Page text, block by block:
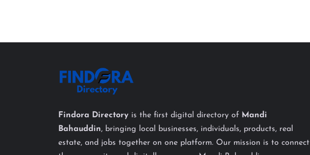
Findora Directory is the first digital directory of Mandi
Bahauddin, bringing local businesses, individuals, products, real
estate, and jobs together on one platform. Our mission is to connect